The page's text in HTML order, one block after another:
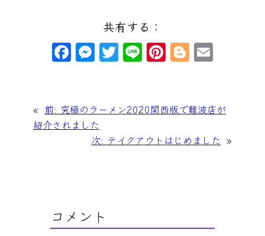
共有する：
F
a
e
b
M
e
s
e
n
T
wi
er
Li
n
Pi
nt
e
Bl
o
g l
« 前: 究極のラーメン2020関西版で難波店が
紹介されました
次: テイクアウトはじめました »
コメント